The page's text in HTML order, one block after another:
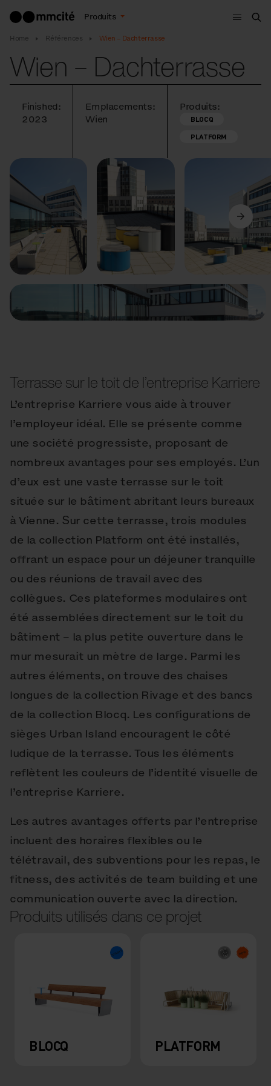
Produits
Menu
Home Références Wien – Dachterrasse
Wien – Dachterrasse
Finished:
2023
Emplacements:
Wien
Produits:
BLOCQ
PLATFORM
Précédent Suivant
Terrasse sur le toit de l’entreprise Karriere
L’entreprise Karriere vous aide à trouver
l’employeur idéal. Elle se présente comme
une société progressiste, proposant de
nombreux avantages pour ses employés. L’un
d’eux est une vaste terrasse sur le toit
située sur le bâtiment abritant leurs bureaux
à Vienne. Sur cette terrasse, trois modules
de la collection Platform ont été installés,
offrant un espace pour un déjeuner tranquille
ou des réunions de travail avec des
collègues. Ces plateformes modulaires ont
été assemblées directement sur le toit du
bâtiment – la plus petite ouverture dans le
mur mesurait un mètre de large. Parmi les
autres éléments, on trouve des chaises
longues de la collection Rivage et des bancs
de la collection Blocq. Les configurations de
sièges Urban Island encouragent le côté
ludique de la terrasse. Tous les éléments
reflètent les couleurs de l’identité visuelle de
l’entreprise Karriere.
Les autres avantages offerts par l’entreprise
incluent des horaires flexibles ou le
télétravail, des subventions pour les repas, le
fitness, des activités de team building et une
communication ouverte avec la direction.
Produits utilisés dans ce projet
BLOCQ PLATFORM